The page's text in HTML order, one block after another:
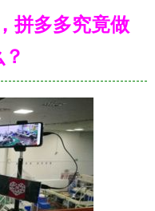
拼多多究竟做